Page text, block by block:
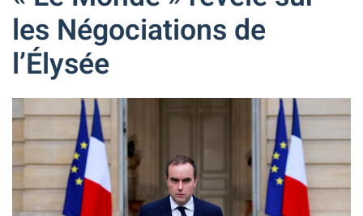
les Négociations de
l’Élysée